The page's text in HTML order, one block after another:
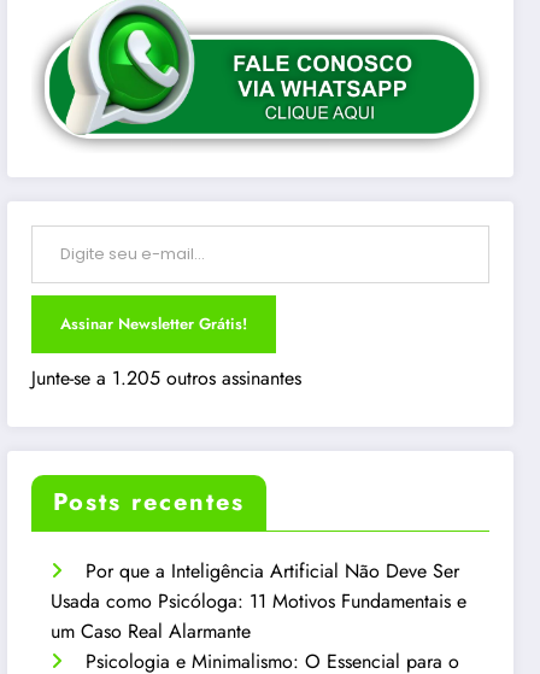
Digite seu e-mail…
Assinar Newsletter Grátis!
Junte-se a 1.205 outros assinantes
Posts recentes
Por que a Inteligência Artificial Não Deve Ser
Usada como Psicóloga: 11 Motivos Fundamentais e
um Caso Real Alarmante
Psicologia e Minimalismo: O Essencial para o